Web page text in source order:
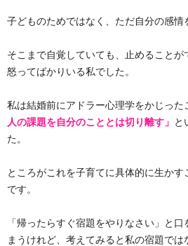
子どものためではなく、ただ自分の感情
そこまで自覚していても、止めること
怒ってばかりいる私でした。
私は結婚前にアドラー心理学をかじった
人の課題を自分のこととは切り離す」 と
た。
ところがこれを子育てに具体的に生か
です。
「帰ったらすぐ宿題をやりなさい」と
まうけれど、考えてみると私の宿題では